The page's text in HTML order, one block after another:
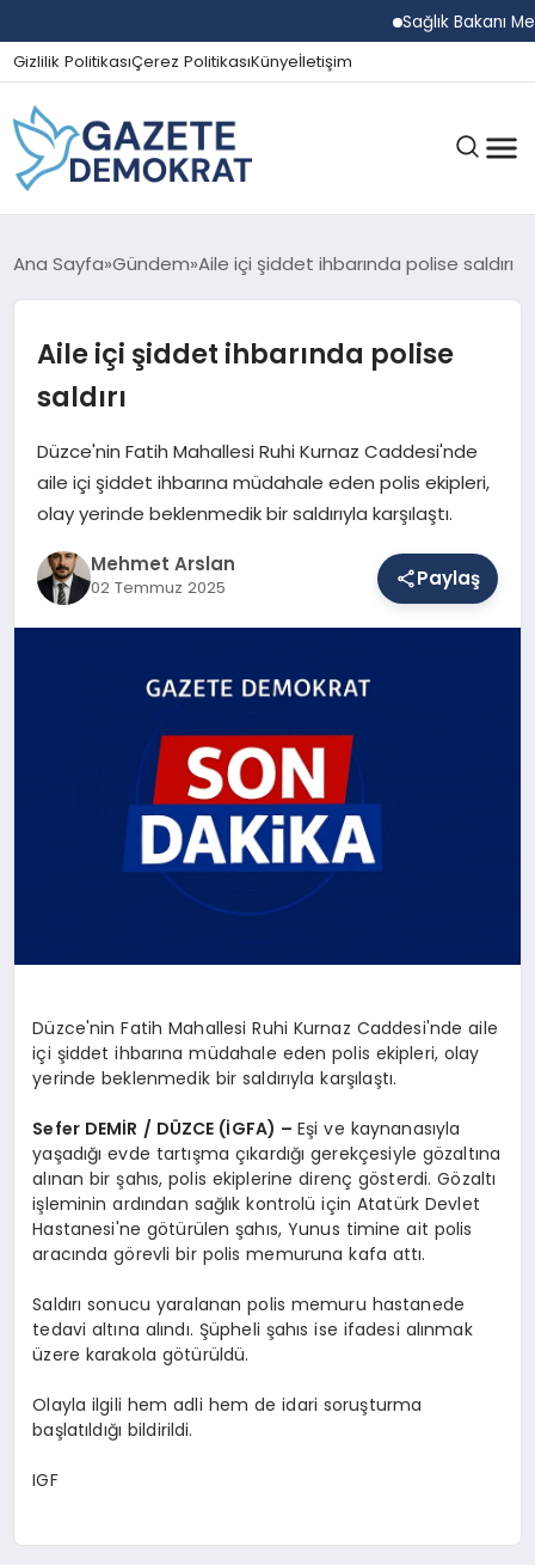
Sağlık Bakanı
Gizlilik PolitikasıÇerez PolitikasıKünyeİletişim
GÜNDEM
EKONOMI
MAGAZIN
Ana Sayfa Gündem Aile içi şiddet ihbarında polise saldırı
Aile içi şiddet ihbarında polise
saldırı
Düzce'nin Fatih Mahallesi Ruhi Kurnaz Caddesi'nde
aile içi şiddet ihbarına müdahale eden polis ekipleri,
olay yerinde beklenmedik bir saldırıyla karşılaştı.
Mehmet Arslan
02 Temmuz 2025 Paylaş
Düzce'nin Fatih Mahallesi Ruhi Kurnaz Caddesi'nde aile
içi şiddet ihbarına müdahale eden polis ekipleri, olay
yerinde beklenmedik bir saldırıyla karşılaştı.
Sefer DEMİR / DÜZCE (İGFA) –Eşi ve kaynanasıyla
yaşadığı evde tartışma çıkardığı gerekçesiyle gözaltına
alınan bir şahıs, polis ekiplerine direnç gösterdi. Gözaltı
işleminin ardından sağlık kontrolü için Atatürk Devlet
Hastanesi'ne götürülen şahıs, Yunus timine ait polis
aracında görevli bir polis memuruna kafa attı.
Saldırı sonucu yaralanan polis memuru hastanede
tedavi altına alındı. Şüpheli şahıs ise ifadesi alınmak
üzere karakola götürüldü.
Olayla ilgili hem adli hem de idari soruşturma
başlatıldığı bildirildi.
IGF